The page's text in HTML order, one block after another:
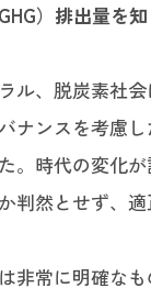
）排出量を
ル、脱炭素社
バナンスを考慮
。時代の変化
判然とせず、
非常に明確な